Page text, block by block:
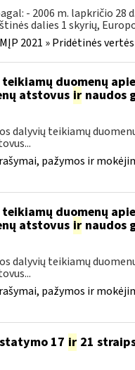
- 2006 m. lapkričio 28
dalies 1 skyrių,
MĮP 2021 » Pridėtinės
duomenų
atstovus irnaudos
dalyvių teikiamų
pažymos ir
duomenų
atstovus irnaudos
dalyvių teikiamų
pažymos ir
17 ir21